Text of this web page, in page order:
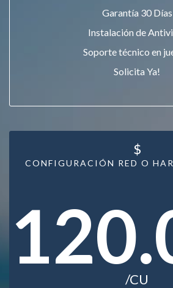
Garantía 30 Días
Instalación de
Soporte técnico en
Solicita Ya!
CONFIGURACIÓN RED O
$
/CU